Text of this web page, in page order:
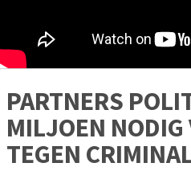
PARTNERS
MILJOEN NODIG
TEGEN